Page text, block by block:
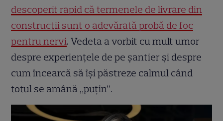
descoperit rapid că termenele de livrare din
construcții sunt o adevărată probă de foc
pentru nervi. Vedeta a vorbit cu mult umor
despre experiențele de pe șantier și despre
cum încearcă să își păstreze calmul când
totul se amână „puțin”.